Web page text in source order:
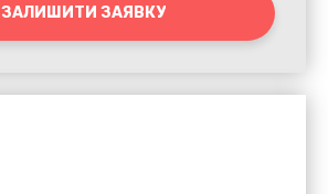
ЗАЛИШИТИ ЗАЯВКУ